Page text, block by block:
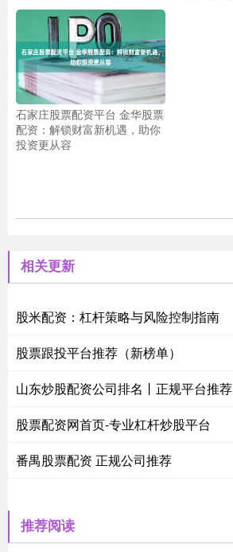
石家庄股票配资平台 金华股票
配资：解锁财富新机遇，助你
投资更从容
相关更新
股米配资：杠杆策略与风险控制指南
股票跟投平台推荐（新榜单）
山东炒股配资公司排名丨正规平台推荐
股票配资网首页-专业杠杆炒股平台
番禺股票配资 正规公司推荐
推荐阅读